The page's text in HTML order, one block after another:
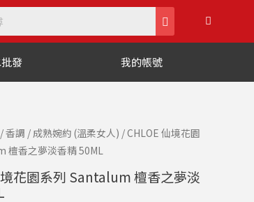
購
籃
發 我的帳號
/香調 / 成熟婉約 (溫柔女人) / CHLOE 仙境花園
檀香之夢淡香精 50ML
花園系列 Santalum 檀香之夢淡
原
始
目